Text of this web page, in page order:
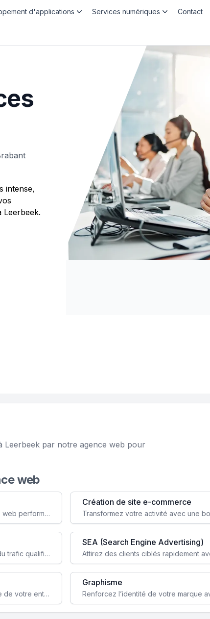
d'applications Services numériques Contact
intense,
Leerbeek par notre agence web pour
web
Augmentez votre visibilité et crédibilité en ligne avec un site web performant, conçu pour attirer plus de clients.
Création de site e-commerce
Boostez la visibilité de votre site web sur Google et attirez du trafic qualifié grâce à nos stratégies SEO.
SEA (Search Engine Advertising)
Augmentez votre notoriété en ligne et stimulez la croissance de votre entreprise grâce à une stratégie sociale sur mesure.
Graphisme